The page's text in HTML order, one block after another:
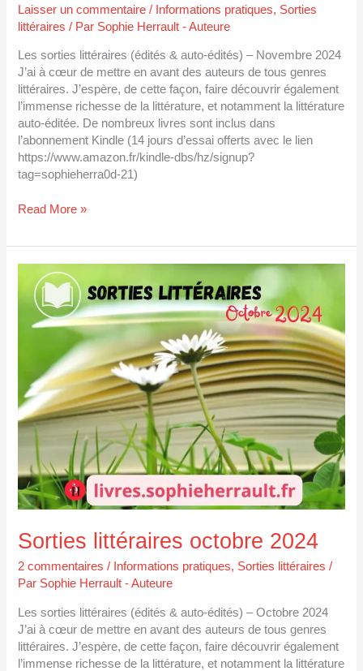
Laisser un commentaire / Informations pratiques, Sorties
littéraires / Par Sophie Herrault - Auteure
Les sorties littéraires (édités & auto-édités) – Novembre 2024
J’ai à cœur de mettre en avant des auteurs de tous genres
littéraires. J’espère, de cette façon, faire découvrir également
l’immense richesse de la littérature, et notamment la littérature
auto-éditée. De nombreux livres sont inclus dans
l’abonnement Kindle (14 jours d’essai offerts avec le lien
https://www.amazon.fr/kindle-dbs/hz/signup?
tag=sophieherra0d-21)
Read More »
Sorties littéraires octobre 2024
2 commentaires / Informations pratiques, Sorties littéraires /
Par Sophie Herrault - Auteure
Les sorties littéraires (édités & auto-édités) – Octobre 2024
J’ai à cœur de mettre en avant des auteurs de tous genres
littéraires. J’espère, de cette façon, faire découvrir également
l’immense richesse de la littérature, et notamment la littérature
Sorties
littéraires
octobre
2024